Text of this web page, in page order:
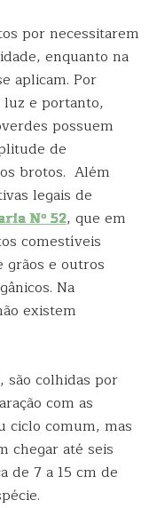
por necessitarem
enquanto na
aplicam. Por
e portanto,
possuem
de
brotos. Além
legais de
Nº 52, que em
comestíveis
e outros
Na
existem
são colhidas por
com as
ciclo comum, mas
chegar até seis
de 7 a 15 cm de